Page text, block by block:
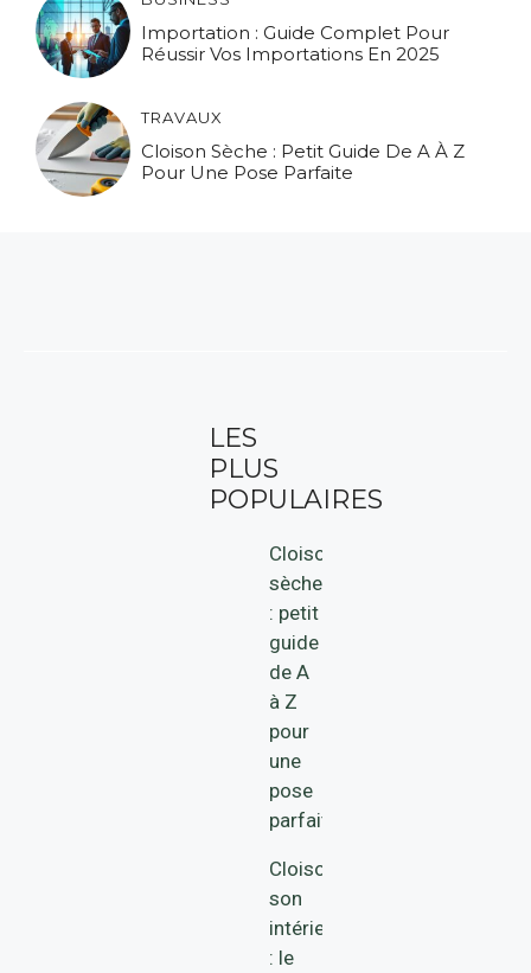
Importation : Guide Complet Pour
Réussir Vos Importations En 2025
TRAVAUX
Cloison Sèche : Petit Guide De A À Z
Pour Une Pose Parfaite
LES
PLUS
POPULAIRES
Cloison
sèche
: petit
guide
de A
à Z
pour
une
pose
parfaite
Cloisonner
son
intérieur
: le